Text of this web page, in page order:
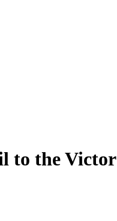
to the Victor